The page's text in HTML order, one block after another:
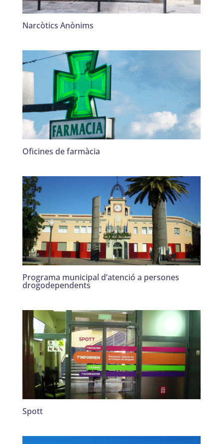
Narcòtics Anònims
Oficines de farmàcia
Programa municipal d’atenció a persones
drogodependents
Spott